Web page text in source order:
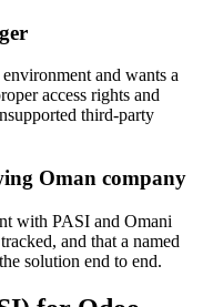
and wants a
access rights and
third-party
Oman company
with PASI and Omani
and that a named
solution end to end.